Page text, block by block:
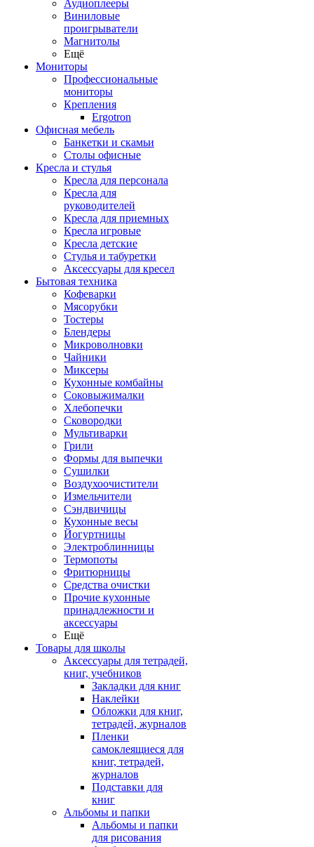
Аудиоплееры
Виниловые
проигрыватели
Магнитолы
Ещё
Мониторы
Профессиональные
мониторы
Крепления
Ergotron
Офисная мебель
Банкетки и скамьи
Столы офисные
Кресла и стулья
Кресла для персонала
Кресла для
руководителей
Кресла для приемных
Кресла игровые
Кресла детские
Стулья и табуретки
Аксессуары для кресел
Бытовая техника
Кофеварки
Мясорубки
Тостеры
Блендеры
Микроволновки
Чайники
Миксеры
Кухонные комбайны
Соковыжималки
Хлебопечки
Сковородки
Мультиварки
Грили
Формы для выпечки
Сушилки
Воздухоочистители
Измельчители
Сэндвичицы
Кухонные весы
Йогуртницы
Электроблинницы
Термопоты
Фритюрницы
Средства очистки
Прочие кухонные
принадлежности и
аксессуары
Ещё
Товары для школы
Аксессуары для тетрадей,
книг, учебников
Закладки для книг
Наклейки
Обложки для книг,
тетрадей, журналов
Пленки
самоклеящиеся для
книг, тетрадей,
журналов
Подставки для
книг
Альбомы и папки
Альбомы и папки
для рисования